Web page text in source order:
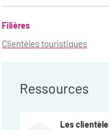
Filières
Clientèles touristiques
Ressources
Les